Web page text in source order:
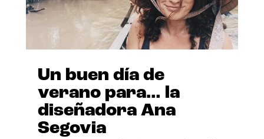
Un buen día de
verano para… la
diseñadora Ana
Segovia